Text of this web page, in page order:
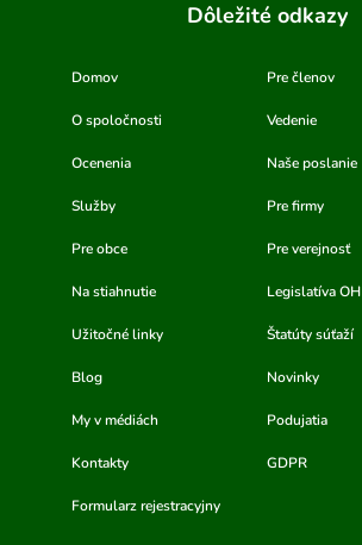
Dôležité odkazy
Domov Pre členov
O spoločnosti Vedenie
Ocenenia Naše poslanie
Služby Pre firmy
Pre obce Pre verejnosť
Na stiahnutie Legislatíva OH
Užitočné linky Štatúty súťaží
Blog Novinky
My v médiách Podujatia
Kontakty GDPR
Formularz rejestracyjny